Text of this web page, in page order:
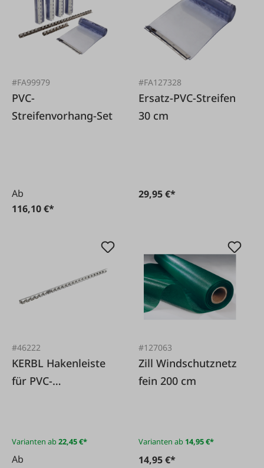
#FA99979
PVC-
Streifenvorhang-Set
Ab
116,10 €*
#FA127328
Ersatz-PVC-Streifen
30 cm
29,95 €*
#46222
KERBL Hakenleiste
für PVC-
Varianten ab22,45 €*
Ab
#127063
Zill Windschutznetz
fein 200 cm
Varianten ab 14,95 €*
14,95 €*